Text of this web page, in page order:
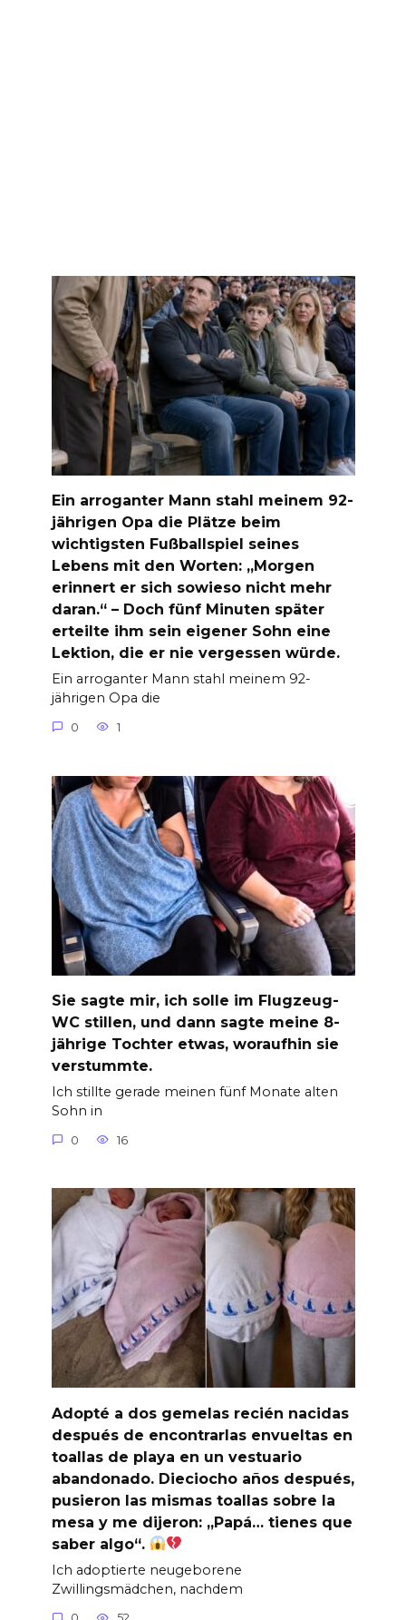
Ein arroganter Mann stahl meinem 92-
jährigen Opa die Plätze beim
wichtigsten Fußballspiel seines
Lebens mit den Worten: „Morgen
erinnert er sich sowieso nicht mehr
daran.“ – Doch fünf Minuten später
erteilte ihm sein eigener Sohn eine
Lektion, die er nie vergessen würde.
Ein arroganter Mann stahl meinem 92-
jährigen Opa die
0 1
Sie sagte mir, ich solle im Flugzeug-
WC stillen, und dann sagte meine 8-
jährige Tochter etwas, woraufhin sie
verstummte.
Ich stillte gerade meinen fünf Monate alten
Sohn in
0 16
Adopté a dos gemelas recién nacidas
después de encontrarlas envueltas en
toallas de playa en un vestuario
abandonado. Dieciocho años después,
pusieron las mismas toallas sobre la
mesa y me dijeron: „Papá… tienes que
saber algo“.
Ich adoptierte neugeborene
Zwillingsmädchen, nachdem